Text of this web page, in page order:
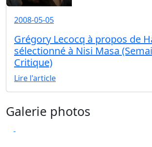
2008-05-05
Grégory Lecocq à propos de
sélectionné à Nisi Masa
Critique)
Lire l'article
Galerie photos